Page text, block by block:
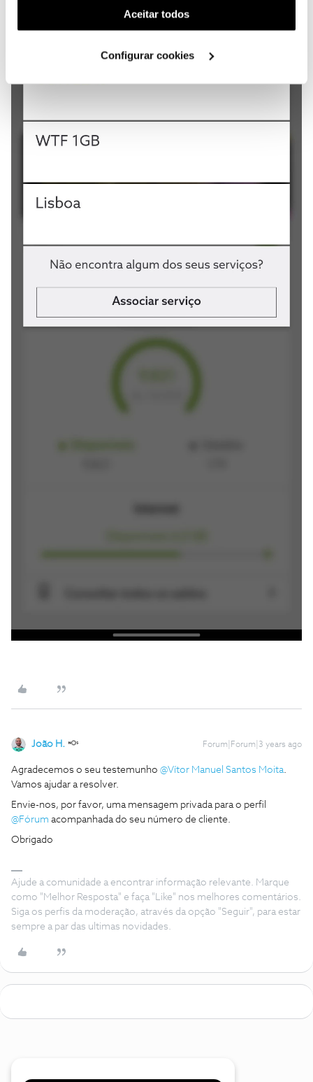
(cookies de publicidade personalizada). Pode gerir a
utilização dos cookies clicando em "Configurar
Aceitar todos
Configurar cookies
João H. Forum|Forum|3 years ago
Agradecemos o seu testemunho @Vítor Manuel Santos Moita.
Vamos ajudar a resolver.
Envie-nos, por favor, uma mensagem privada para o perfil
@Fórum acompanhada do seu número de cliente.
Obrigado
Ajude a comunidade a encontrar informação relevante. Marque
como "Melhor Resposta" e faça "Like" nos melhores comentários.
Siga os perfis da moderação, através da opção "Seguir", para estar
sempre a par das ultimas novidades.